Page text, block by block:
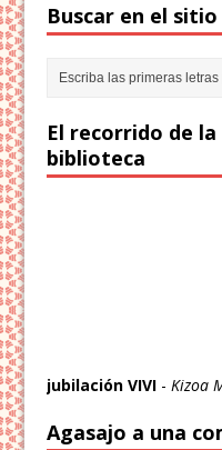
Buscar en el
El recorrido de
biblioteca
jubilación VIVI - Kizoa
Agasajo a una